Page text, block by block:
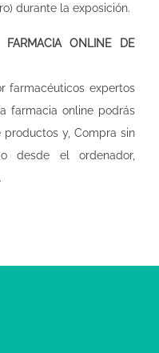
durante la exposición.
FARMACIA ONLINE DE
farmacéuticos expertos
farmacia online podrás
y, Compra sin
desde el ordenador,